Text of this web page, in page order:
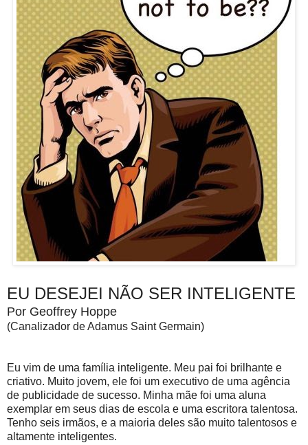
EU DESEJEI NÃO SER INTELIGENTE
Por Geoffrey Hoppe
(Canalizador de Adamus Saint Germain)
Eu vim de uma família inteligente. Meu pai foi brilhante e
criativo. Muito jovem, ele foi um executivo de uma agência
de publicidade de sucesso. Minha mãe foi uma aluna
exemplar em seus dias de escola e uma escritora talentosa.
Tenho seis irmãos, e a maioria deles são muito talentosos e
altamente inteligentes.